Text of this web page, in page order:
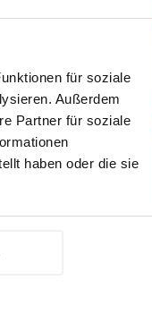
für soziale
Außerdem
Partner für soziale
haben oder die sie
Responsibility